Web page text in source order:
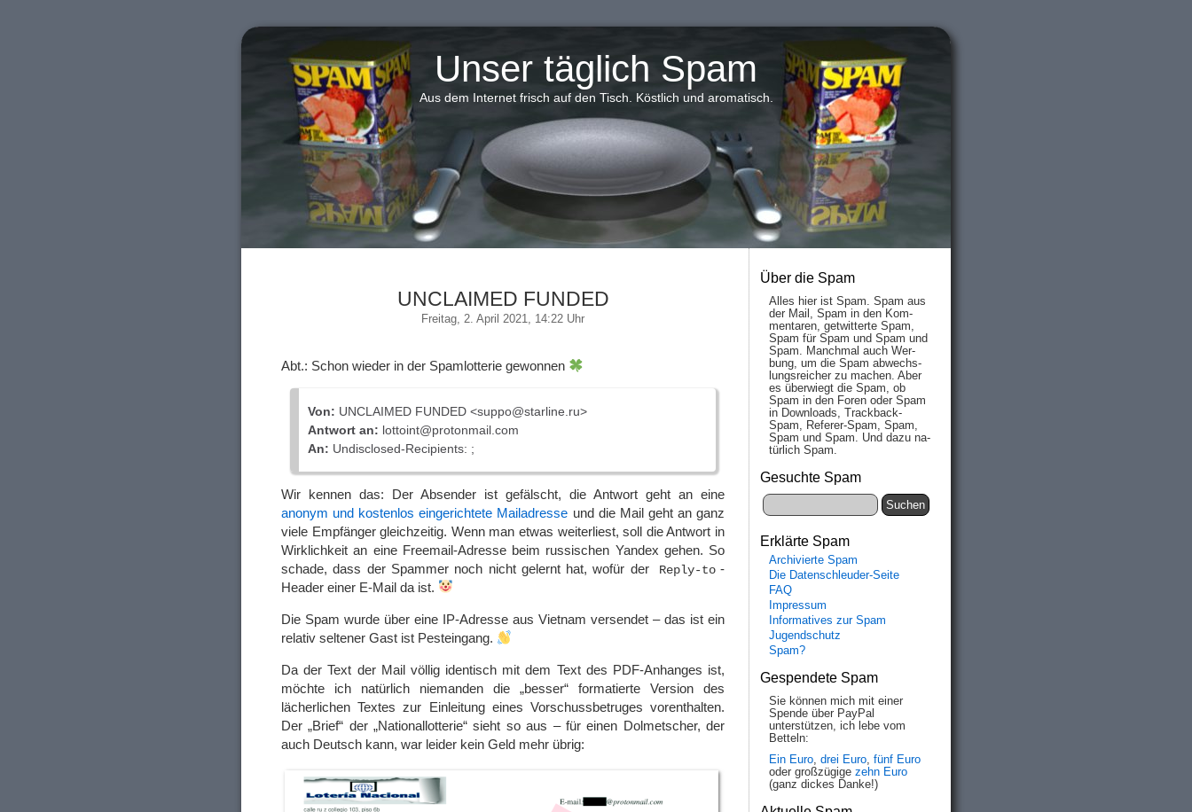
Unser täglich Spam
Aus dem Internet frisch auf den Tisch. Köstlich und aromatisch.
UNCLAIMED FUNDED
Freitag, 2. April 2021, 14:22 Uhr
Abt.: Schon wieder in der Spamlotterie gewonnen
Von: UNCLAIMED FUNDED <suppo@starline.ru>
Antwort an: lottoint@protonmail.com
An: Undisclosed-Recipients: ;
Wir kennen das: Der Absender ist gefälscht, die Antwort geht an eine
anonym und kostenlos eingerichtete Mailadresse und die Mail geht an ganz
viele Empfänger gleichzeitig. Wenn man etwas weiterliest, soll die Antwort in
Wirklichkeit an eine Freemail-Adresse beim russischen Yandex gehen. So
schade, dass der Spammer noch nicht gelernt hat, wofür der
Reply-to -
Header einer E-Mail da ist.
Die Spam wurde über eine IP-Adresse aus Vietnam versendet – das ist ein
relativ seltener Gast ist Pesteingang.
Da der Text der Mail völlig identisch mit dem Text des PDF-Anhanges ist,
möchte ich natürlich niemanden die „besser“ formatierte Version des
lächerlichen Textes zur Einleitung eines Vorschussbetruges vorenthalten.
Der „Brief“ der „Nationallotterie“ sieht so aus – für einen Dolmetscher, der
auch Deutsch kann, war leider kein Geld mehr übrig:
Über die Spam
Alles hier ist Spam. Spam aus
der Mail, Spam in den Kom­
men­taren, ge­twit­ter­te Spam,
Spam für Spam und Spam und
Spam. Manch­mal auch Wer­
bung, um die Spam ab­wechs­
lungs­reich­er zu mach­en. Aber
es über­wiegt die Spam, ob
Spam in den Fo­ren oder Spam
in Down­loads, Track­back-
Spam, Re­fe­rer-Spam, Spam,
Spam und Spam. Und da­zu na­
tür­lich Spam.
Gesuchte Spam
Erklärte Spam
Archivierte Spam
Die Datenschleuder-Seite
FAQ
Impressum
Informatives zur Spam
Jugendschutz
Spam?
Gespendete Spam
Sie können mich mit einer
Spende über PayPal
unterstützen, ich lebe vom
Betteln:
Ein Euro, drei Euro, fünf Euro
oder großzügige zehn Euro
(ganz dickes Danke!)